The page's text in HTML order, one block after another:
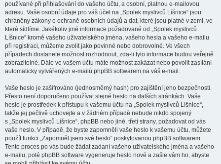
používané při přihlašování do vašeho účtu, a osobní, platnou e-mailovou
adresu. Vaše osobní údaje pro váš účet na „Spolek myslivců Líšnice“ jsou
chráněny zákony o ochraně osobních údajů a dat, které jsou platné v zemi, ve
které sídlíme. Jakékoliv jiné informace požadované od „Spolek myslivců
Líšnice“ kromě vašeho uživatelského jména, vašeho hesla a vašeho e-mailu
při registraci, můžeme zvolit jako povinné nebo dobrovolné. Ve všech
případech dostanete možnost rozhodnout, zda-li tyto informace budou veřejně
zobrazitelné. Dále ve vašem účtu máte možnost zakázat nebo povolit zasílání
automaticky vytvářených e-mailů phpBB softwarem na váš e-mail.
Vaše heslo je zašifrováno (jednosměrný hash) pro zajištění jeho bezpečnosti.
Přesto není doporučeno používat stejné heslo na dalších stránkách. Vaše
heslo je prostředek k přístupu k vašemu účtu na „Spolek myslivců Líšnice“,
takže jej pečlivě uchovejte a v žádném případě nebude nikdo spojený
s „Spolek myslivců Líšnice“, phpBB nebo jiné, třetí strany, požadovat od vás
vaše heslo. V případě, že byste zapomněli vaše heslo k vašemu účtu, můžete
použít funkci „Zapomněl jsem své heslo“ poskytovanou phpBB softwarem.
Tento proces po vás bude žádat zadaní vašeho uživatelského jména a vašeho
e-mailu, poté phpBB software vygeneruje heslo nové a zašle vám ho, abyste